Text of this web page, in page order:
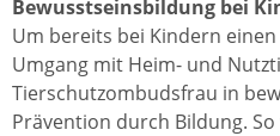
Bewusstseinsbildung bei
Um bereits bei Kindern
Umgang mit Heim- und
Tierschutzombudsfrau in
Prävention durch Bildung.